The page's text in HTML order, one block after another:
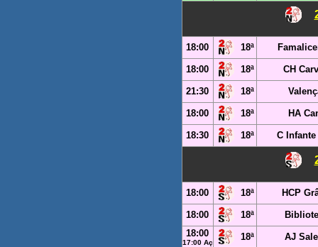
18:00 18ª
18:00 18ª CH
21:30 18ª
18:00 18ª HA
18:30 18ª C
18:00 18ª HCP
18:00 18ª
18:00
17:00 Aç
18ª AJ